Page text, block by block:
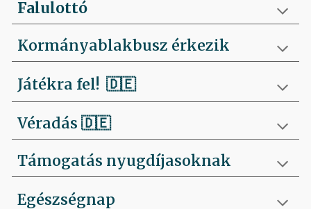
Falulottó
Kormányablakbusz érkezik
Játékra fel!🇩🇪
Véradás🇩🇪
Támogatás nyugdíjasoknak
Egészségnap